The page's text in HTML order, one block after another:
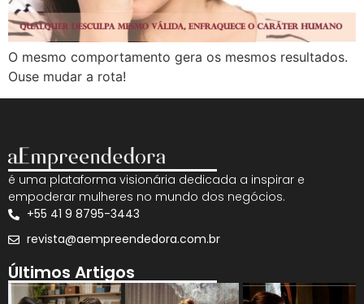
O mesmo comportamento gera os mesmos resultados.
Ouse mudar a rota!
é uma plataforma visionária dedicada a inspirar e
empoderar mulheres no mundo dos negócios.
+55 41 9 8795-3443
revista@aempreendedora.com.br
Últimos Artigos